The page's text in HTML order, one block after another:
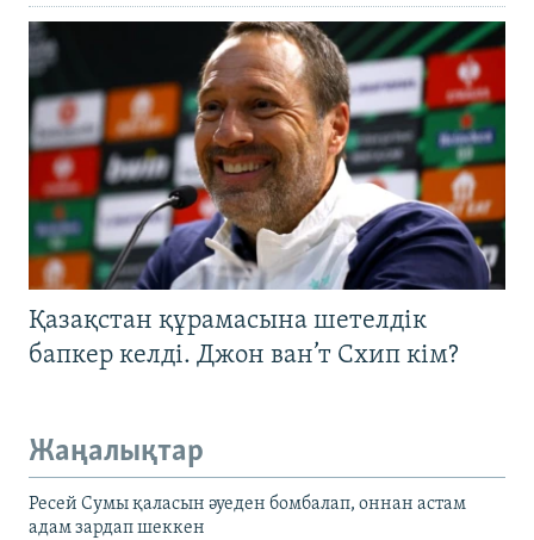
Қазақстан құрамасына шетелдік
бапкер келді. Джон ван’т Схип кім?
Жаңалықтар
Ресей Сумы қаласын әуеден бомбалап, оннан астам
адам зардап шеккен